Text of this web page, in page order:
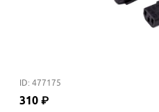
ID: 477175
310 ₽